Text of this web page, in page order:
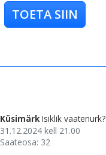
TOETA SIIN
Küsimärk Isiklik vaatenurk?
31.12.2024 kell 21.00
Saateosa: 32